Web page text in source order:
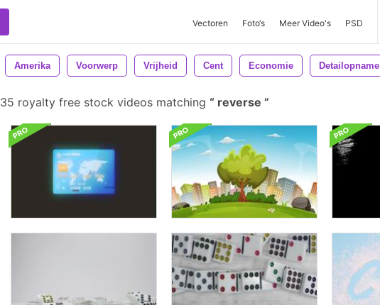
Vectoren Foto‘s Meer Video's PSD
Amerika Voorwerp Vrijheid Cent Economie Detailopname
35 royalty free stock videos matching reverse